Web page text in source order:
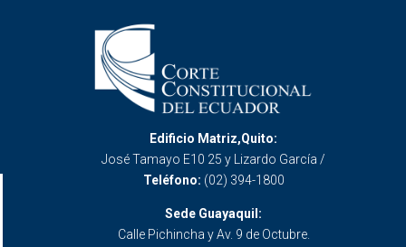
Edificio Matriz,Quito:
José Tamayo E10 25 y Lizardo García /
Teléfono: (02) 394-1800
Sede Guayaquil:
Calle Pichincha y Av. 9 de Octubre.